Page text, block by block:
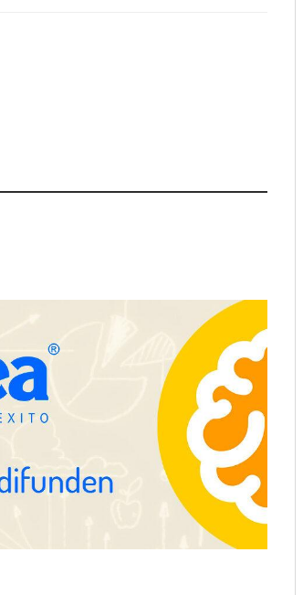
Gestoría Online reduce a unas
horas el alta de autónomo